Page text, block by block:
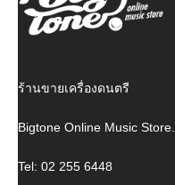
ร้านขายเครื่องดนตรี
Bigtone Online Music Store.
Tel: 02 255 6448